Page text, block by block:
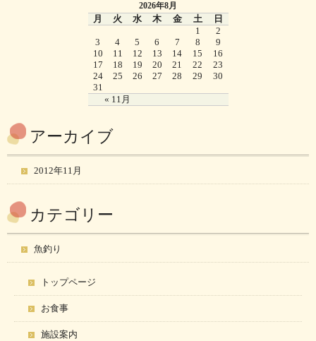
2026年8月
月 火 水 木 金 土 日
« 11月
1
2
3
4 5 6 7 8
9
10
11 12 13 14 15
16
17
18 19 20 21 22
23
24
25 26 27 28 29
30
31
アーカイブ
2012年11月
カテゴリー
魚釣り
トップページ
お食事
施設案内